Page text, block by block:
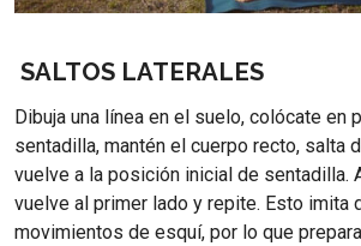
SALTOS LATERALES
Dibuja una línea en el suelo, colócate en
sentadilla, mantén el cuerpo recto, salta
vuelve a la posición inicial de sentadilla.
vuelve al primer lado y repite. Esto imita
movimientos de esquí, por lo que